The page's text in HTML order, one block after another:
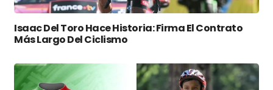
Isaac Del Toro Hace Historia: Firma El Contrato
Más Largo Del Ciclismo